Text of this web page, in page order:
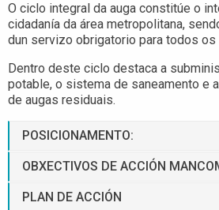
O ciclo integral da auga constitúe o
cidadanía da área metropolitana,
dun servizo obrigatorio para todos
Dentro deste ciclo destaca a
potable, o sistema de saneamento e
de augas residuais.
POSICIONAMENTO:
OBXECTIVOS DE ACCIÓN
PLAN DE ACCIÓN